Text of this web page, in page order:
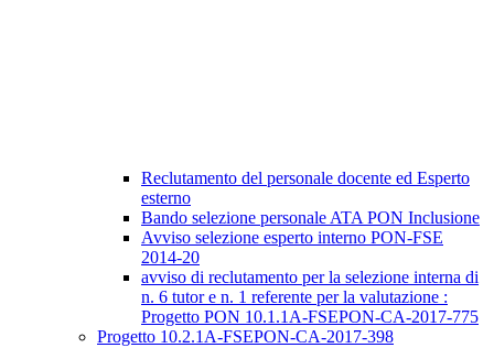
Reclutamento del personale docente ed Esperto
esterno
Bando selezione personale ATA PON Inclusione
Avviso selezione esperto interno PON-FSE
2014-20
avviso di reclutamento per la selezione interna di
n. 6 tutor e n. 1 referente per la valutazione :
Progetto PON 10.1.1A-FSEPON-CA-2017-775
Progetto 10.2.1A-FSEPON-CA-2017-398